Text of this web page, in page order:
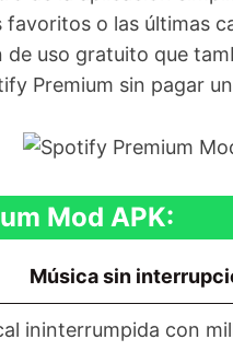
o las últimas
uso gratuito que
Premium sin pagar
Mod APK:
Música sin
ininterrumpida con